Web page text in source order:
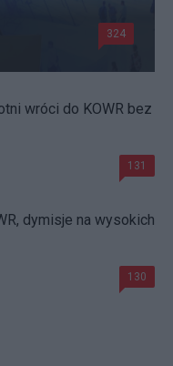
324
wróci do KOWR bez
131
dymisje na wysokich
130